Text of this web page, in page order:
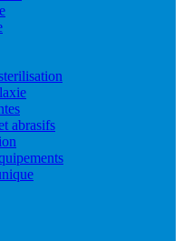
abrasifs